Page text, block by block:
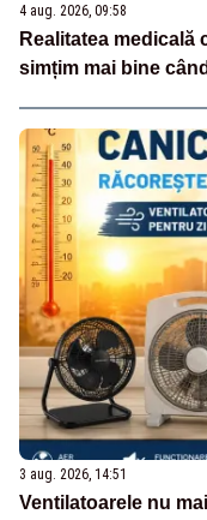
4 aug. 2026, 09:58
Realitatea medicală
simțim mai bine
3 aug. 2026, 14:51
Ventilatoarele nu